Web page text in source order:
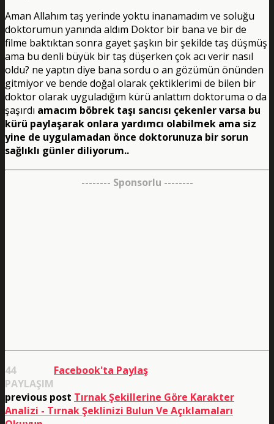
Aman Allahım taş yerinde yoktu inanamadım ve soluğu
doktorumun yanında aldım Doktor bir bana ve bir de
filme baktıktan sonra gayet şaşkın bir şekilde taş düşmüş
ama bu denli büyük bir taş düşerken çok acı verir nasıl
oldu? ne yaptın diye bana sordu o an gözümün önünden
gitmiyor ve bende doğal olarak çektiklerimi de bilen bir
doktor olarak uyguladığım kürü anlattım doktoruma o da
şaşırdı amacım böbrek taşı sancısı çekenler varsa bu
kürü paylaşarak onlara yardımcı olabilmek ama siz
yine de uygulamadan önce doktorunuza bir sorun
sağlıklı günler diliyorum..
-------- Sponsorlu --------
44
PAYLAŞIM
Facebook'ta Paylaş
previous post Tırnak Şekillerine Göre Karakter
Analizi - Tırnak Şeklinizi Bulun Ve Açıklamaları